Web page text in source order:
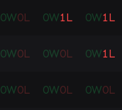
0W0L 0W1L 0W1L
0W0L 0W0L 0W1L
0W0L 0W0L 0W0L